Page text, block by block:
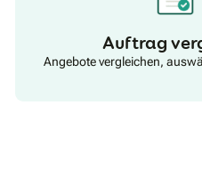
Auftrag
Angebote vergleichen,